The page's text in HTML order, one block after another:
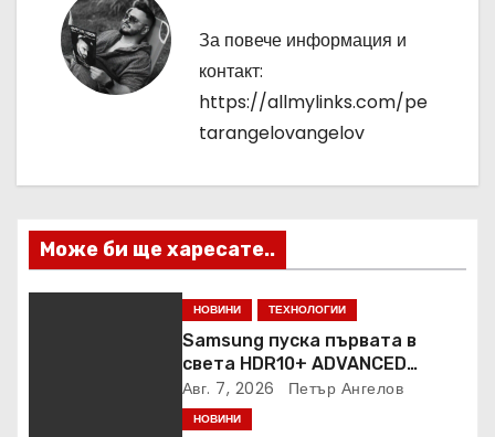
я
За повече информация и
контакт:
https://allmylinks.com/pe
tarangelovangelov
Може би ще харесате..
НОВИНИ ТЕХНОЛОГИИ
Samsung пуска първата в
света HDR10+ ADVANCED
стрийминг услуга в Prime
Video
Авг. 7, 2026 Петър Ангелов
НОВИНИ